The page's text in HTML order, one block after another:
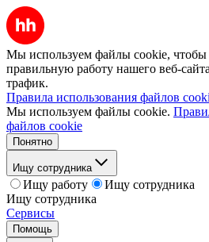
Мы используем файлы cookie, чтобы
правильную работу нашего веб-
трафик.
Правила использования файлов
Мы используем файлы cookie.
файлов cookie
Понятно
Ищу сотрудника
Ищу работу
Ищу сотрудника
Ищу сотрудника
Сервисы
Помощь